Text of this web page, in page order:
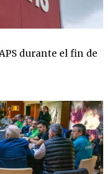
durante el fin de